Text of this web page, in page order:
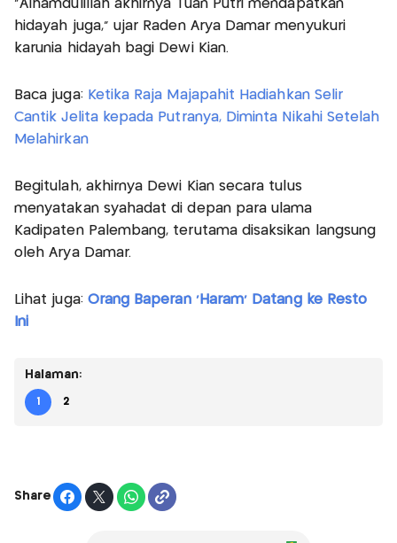
"Alhamdulillah akhirnya Tuan Putri mendapatkan
hidayah juga," ujar Raden Arya Damar menyukuri
karunia hidayah bagi Dewi Kian.
Baca juga: Ketika Raja Majapahit Hadiahkan Selir
Cantik Jelita kepada Putranya, Diminta Nikahi Setelah
Melahirkan
Begitulah, akhirnya Dewi Kian secara tulus
menyatakan syahadat di depan para ulama
Kadipaten Palembang, terutama disaksikan langsung
oleh Arya Damar.
Lihat juga: Orang Baperan 'Haram' Datang ke Resto
Ini
Halaman:
1 2
Share